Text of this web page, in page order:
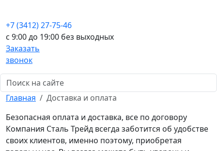
+7 (3412) 27-75-46
c 9:00 до 19:00 без выходных
Заказать
звонок
Главная
Доставка и оплата
Безопасная оплата и доставка, все по договору
Компания Сталь Трейд всегда заботится об удобстве
своих клиентов, именно поэтому, приобретая